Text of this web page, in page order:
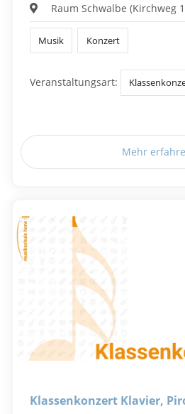
Raum Schwalbe (Kirchweg
Musik Konzert
Veranstaltungsart:
Mehr
Klassenkonzert Klavier,